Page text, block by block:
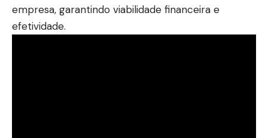
empresa, garantindo viabilidade financeira e
efetividade.